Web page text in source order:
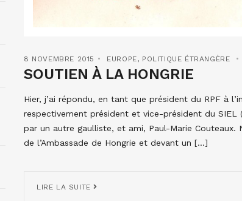
8 NOVEMBRE 2015 EUROPE, POLITIQUE ÉTRANGÈRE
SOUTIEN À LA HONGRIE
Hier, j’ai répondu, en tant que président du RPF à
respectivement président et vice-président du
par un autre gaulliste, et ami, Paul-Marie
de l’Ambassade de Hongrie et devant un […]
LIRE LA SUITE